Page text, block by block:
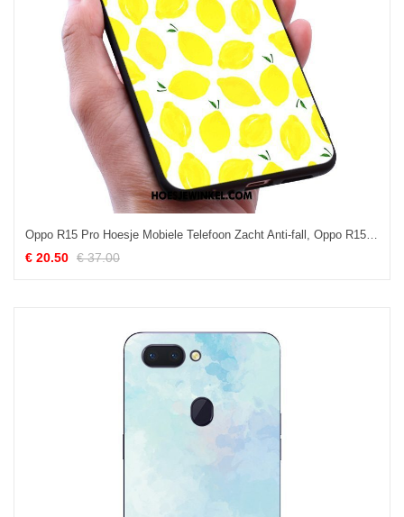
Oppo R15 Pro Hoesje Mobiele Telefoon Zacht Anti-fall, Oppo R15 Pro Hoesje Vers Siliconen
€ 20.50 € 37.00